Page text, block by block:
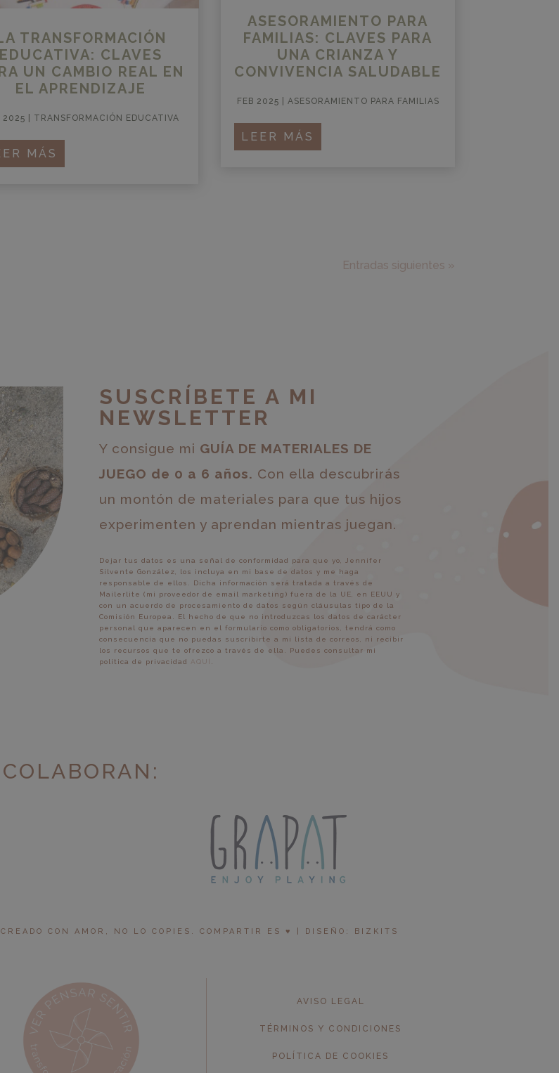
TRANSFORMACIÓN
EDUCATIVA: CLAVES
UN CAMBIO REAL EN
EL APRENDIZAJE
2025 TRANSFORMACIÓN EDUCATIVA
MÁS
ASESORAMIENTO PARA
FAMILIAS: CLAVES PARA
UNA CRIANZA Y
CONVIVENCIA SALUDABLE
FEB 2025 ASESORAMIENTO PARA FAMILIAS
LEER MÁS
Entradas siguientes »
SUSCRÍBETE A MI
NEWSLETTER
Y consigue mi GUÍA DE MATERIALES DE
JUEGO de 0 a 6 años. Con ella descubrirás
un montón de materiales para que tus hijos
experimenten y aprendan mientras juegan.
Dejar tus datos es una señal de conformidad para que yo, Jennifer
Silvente González, los incluya en mi base de datos y me haga
responsable de ellos. Dicha información será tratada a través de
Mailerlite (mi proveedor de email marketing) fuera de la UE, en EEUU y
con un acuerdo de procesamiento de datos según cláusulas tipo de la
Comisión Europea. El hecho de que no introduzcas los datos de carácter
personal que aparecen en el formulario como obligatorios, tendrá como
consecuencia que no puedas suscribirte a mi lista de correos, ni recibir
los recursos que te ofrezco a través de ella. Puedes consultar mi
política de privacidad AQUÍ
COLABORAN:
CON AMOR, NO LO COPIES. COMPARTIR ES ♥︎ | DISEÑO: BIZKITS
AVISO LEGAL
TÉRMINOS Y CONDICIONES
POLÍTICA DE COOKIES